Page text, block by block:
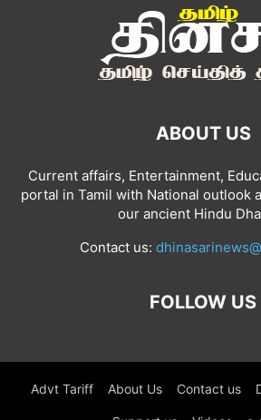
ABOUT US
Current affairs, Entertainment,
portal in Tamil with National outlook
our ancient Hindu
Contact us:
FOLLOW US
Advt Tariff About Us Contact us